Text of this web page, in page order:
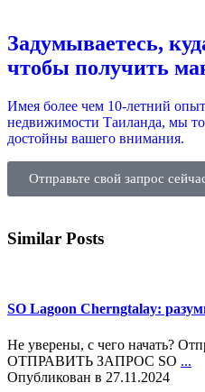
Задумываетесь,
чтобы получить
Имея более чем 10-летний
недвижимости Таиланда, мы
достойны вашего внимания.
Отправьте свой запрос
Similar Posts
SO Lagoon Cherngtalay:
Не уверены, с чего начать?
ОТПРАВИТЬ ЗАПРОС SO ...
Опубликован в 27.11.2024